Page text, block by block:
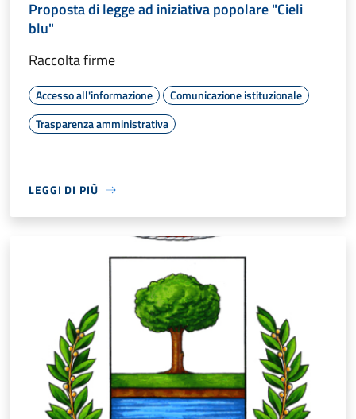
Proposta di legge ad iniziativa popolare "Cieli
blu"
Raccolta firme
Accesso all'informazione
Comunicazione istituzionale
Trasparenza amministrativa
LEGGI DI PIÙ